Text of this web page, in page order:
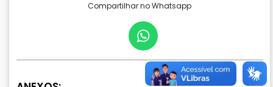
Compartilhar no Whatsapp